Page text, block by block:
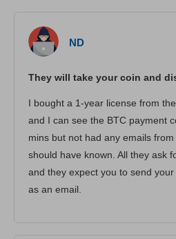
ND
They will take your coin and
I bought a 1-year license from
and I can see the BTC payment
mins but not had any emails
should have known. All they ask
and they expect you to send
as an email.